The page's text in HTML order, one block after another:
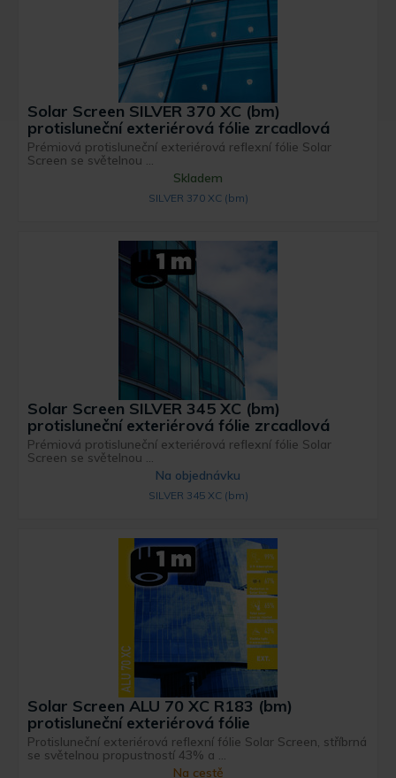
Solar Screen SILVER 370 XC (bm)
protisluneční exteriérová fólie zrcadlová
Prémiová protisluneční exteriérová reflexní fólie Solar
Screen se světelnou ...
Skladem
SILVER 370 XC (bm)
Solar Screen SILVER 345 XC (bm)
protisluneční exteriérová fólie zrcadlová
Prémiová protisluneční exteriérová reflexní fólie Solar
Screen se světelnou ...
Na objednávku
SILVER 345 XC (bm)
Solar Screen ALU 70 XC R183 (bm)
protisluneční exteriérová fólie
Protisluneční exteriérová reflexní fólie Solar Screen, stříbrná
se světelnou propustností 43% a ...
Na cestě